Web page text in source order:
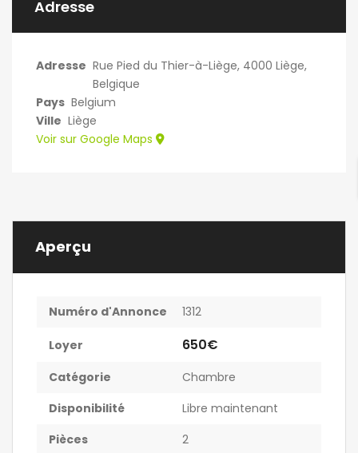
Adresse
Adresse Rue Pied du Thier-à-Liège, 4000 Liège,
Belgique
Pays Belgium
Ville Liège
Voir sur Google Maps
Aperçu
Numéro d'Annonce 1312
Loyer 650€
Catégorie
Chambre
Disponibilité
Libre maintenant
Pièces
2